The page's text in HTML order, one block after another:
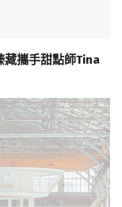
攜手甜點師Tina